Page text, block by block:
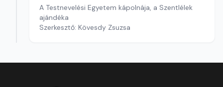
A Testnevelési Egyetem kápolnája, a Szentlélek
ajándéka
Szerkesztő: Kövesdy Zsuzsa